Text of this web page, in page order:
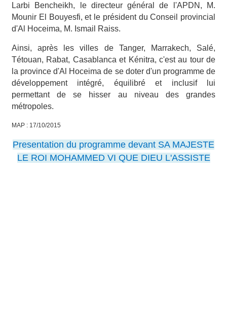
Larbi Bencheikh, le directeur général de l'APDN, M.
Mounir El Bouyesfi, et le président du Conseil provincial
d'Al Hoceima, M. Ismail Raiss.
Ainsi, après les villes de Tanger, Marrakech, Salé,
Tétouan, Rabat, Casablanca et Kénitra, c'est au tour de
la province d'Al Hoceima de se doter d'un programme de
développement intégré, équilibré et inclusif lui
permettant de se hisser au niveau des grandes
métropoles.
MAP : 17/10/2015
Presentation du programme devant SA MAJESTE
LE ROI MOHAMMED VI QUE DIEU L'ASSISTE